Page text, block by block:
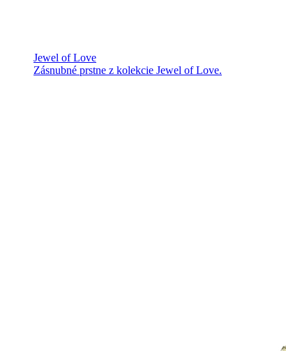
Jewel of Love
Zásnubné prstne z kolekcie Jewel of Love.